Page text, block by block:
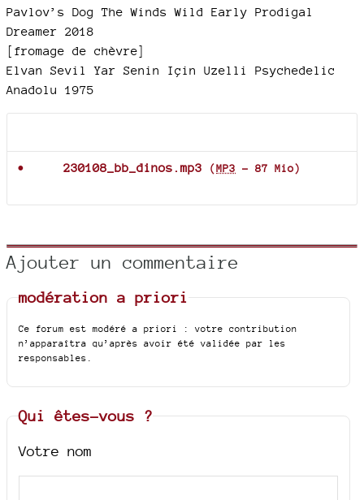
Pavlov’s Dog The Winds Wild Early Prodigal
Dreamer 2018
[fromage de chèvre]
Elvan Sevil Yar Senin Için Uzelli Psychedelic
Anadolu 1975
230108_bb_dinos.mp3 (MP3 - 87 Mio)
Ajouter un commentaire
modération a priori
Ce forum est modéré a priori : votre contribution
n’apparaîtra qu’après avoir été validée par les
responsables.
Qui êtes-vous ?
Votre nom